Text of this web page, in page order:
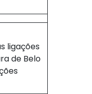
ligações
de Belo